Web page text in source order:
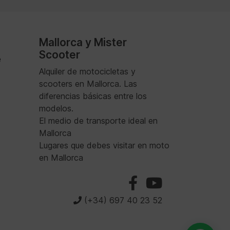
Mallorca y Mister
Scooter
Alquiler de motocicletas y
scooters en Mallorca. Las
diferencias básicas entre los
modelos.
El medio de transporte ideal en
Mallorca
Lugares que debes visitar en moto
en Mallorca
(+34) 697 40 23 52